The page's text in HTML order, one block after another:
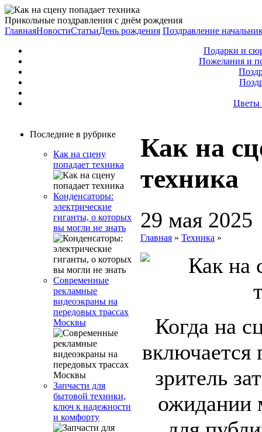
Прикольные поздравления с днём рождения
ГлавнаяНовостиСтатьиДень рождения Поздравление
Подарки и
Пожелания и
Цветы
Последние в рубрике
Как на сцену
попадает техника
Конденсаторы:
электрические
гиганты, о которых
вы могли не знать
Современные
рекламные
видеоэкраны на
передовых трассах
Москвы
Запчасти для
бытовой техники,
ключ к надежности
и комфорту
Как на
техника
29 мая 2025
Главная » Техника »
Когда на
включается
зритель
ожидании